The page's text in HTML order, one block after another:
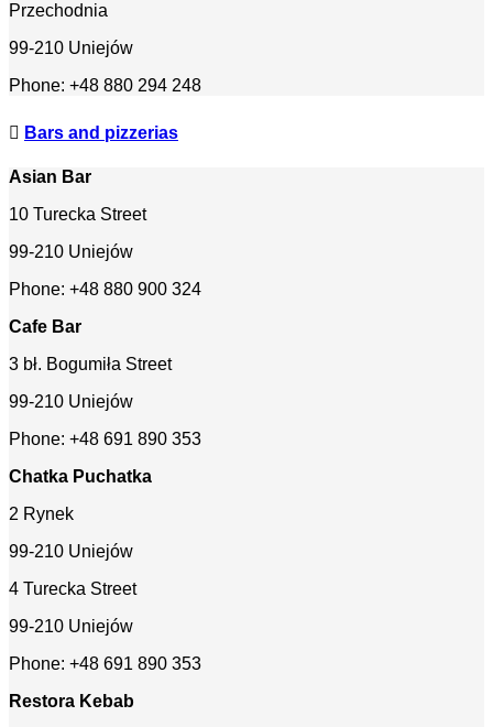
Przechodnia
99-210 Uniejów
Phone: +48 880 294 248
Bars and pizzerias
Asian Bar
10 Turecka Street
99-210 Uniejów
Phone: +48 880 900 324
Cafe Bar
3 bł. Bogumiła Street
99-210 Uniejów
Phone: +48 691 890 353
Chatka Puchatka
2 Rynek
99-210 Uniejów
4 Turecka Street
99-210 Uniejów
Phone: +48 691 890 353
Restora Kebab